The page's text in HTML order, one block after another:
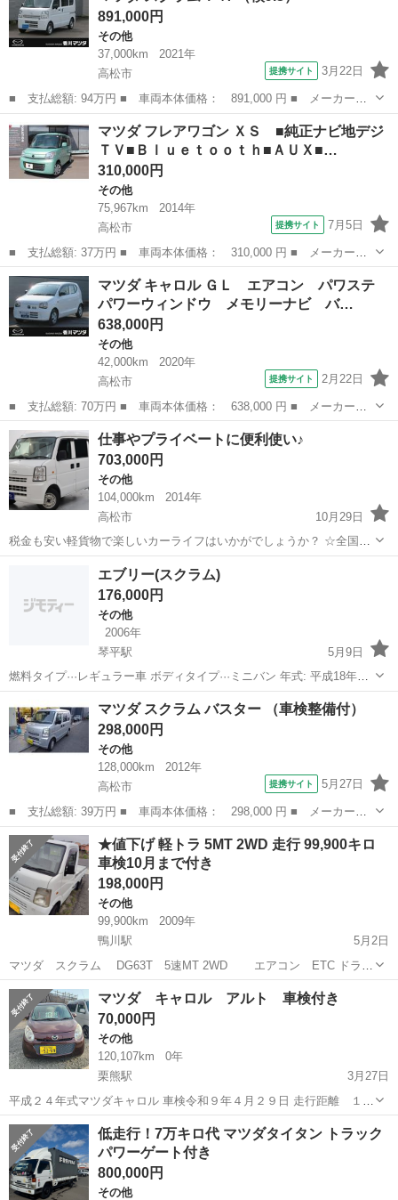
ザー ラジオ...
891,000円
その他
37,000km
2021年
高松市
提携サイト 3月22日
■ 支払総額: 94万円 ■ 車両本体価格： 891,000 円 ■ メーカー
名： マツダ ■ 車種名： スクラム ■ グレード名： ＰＡ ■ 排
気量： 660cc ■ ドア枚数： 5D ■ ミッション： AT ■ 店舗P...
香川 高松市 その他
マツダ フレアワゴン ＸＳ ■純正ナビ地デジ
ＴＶ■Ｂｌｕｅｔｏｏｔｈ■ＡＵＸ■…
310,000円
その他
75,967km
2014年
高松市
提携サイト 7月5日
■ 支払総額: 37万円 ■ 車両本体価格： 310,000 円 ■ メーカー
名： マツダ ■ 車種名： フレアワゴン ■ グレード名： ＸＳ ■
純正ナビ地デジＴＶ■Ｂｌｕｅｔｏｏｔｈ■ＡＵＸ■ＨＤＭＩ■バックカ
メラ■ステ...
香川 高松市 その他
マツダ キャロル ＧＬ エアコン パワステ
パワーウィンドウ メモリーナビ バ…
638,000円
その他
42,000km
2020年
高松市
提携サイト 2月22日
■ 支払総額: 70万円 ■ 車両本体価格： 638,000 円 ■ メーカー
名： マツダ ■ 車種名： キャロル ■ グレード名： ＧＬ エア
コン パワステ パワーウィンドウ メモリーナビ バックカメラ
キーレス Ｗエア...
香川 高松市 その他
仕事やプライベートに便利使い♪
703,000円
その他
104,000km
2014年
高松市
10月29日
税金も安い軽貨物で楽しいカーライフはいかがでしょうか？ ☆全国ど
こでも自社ローン可能☆ ※沖縄、北海道、離島を除く
https://www.otoron.jp/lists/detail?carno=02878...
その他 オトロン
エブリー(スクラム)
176,000円
その他
2006年
琴平駅
5月9日
燃料タイプ···レギュラー車 ボディタイプ···ミニバン 年式: 平成18年式
車検: 令和4年7月 走行距離: 23.7万km 仕事車で使っていた為、 傷、汚
れあります。 ~現車確認に来てくれる方のみ~ その他 リサ...
琴平駅 エブリー
マツダ スクラム バスター （車検整備付）
298,000円
その他
128,000km
2012年
高松市
提携サイト 5月27日
■ 支払総額: 39万円 ■ 車両本体価格： 298,000 円 ■ メーカー
名： マツダ ■ 車種名： スクラム ■ グレード名： バスター
■ 排気量： 660cc ■ ドア枚数： 5D ■ ミッション： MT5速 ■...
香川 高松市 その他
★値下げ 軽トラ 5MT 2WD 走行 99,900キロ
車検10月まで付き
198,000円
その他
99,900km
2009年
鴨川駅
5月2日
マツダ スクラム DG63T 5速MT 2WD エアコン ETC ドラレ
コ 付きです。 ※車検残が少ないので値下げしました。 初度登録 平成
２１年５月です。 ２年ほど前に中古で購入して使っていまし...
香川 坂出市 鴨川駅 軽トラ
マツダ キャロル アルト 車検付き
70,000円
その他
120,107km
0年
栗熊駅
3月27日
平成２４年式マツダキャロル 車検令和９年４月２９日 走行距離 １２
０２００km エンジン、エアコン類調子良好！全体的には良いと思いま
す！ テレビ付き！ 足がわりには良いと思います！ 汚れ傷等、ありま
す！ 現車確認、試乗でき...
香川 丸亀市 栗熊駅 その他 キャロル
低走行！7万キロ代 マツダタイタン トラック
パワーゲート付き
800,000円
その他